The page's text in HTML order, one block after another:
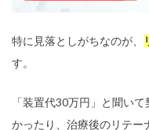
特に見落としがちなのが、
す。
「装置代30万円」と聞い
かったり、治療後のリテー